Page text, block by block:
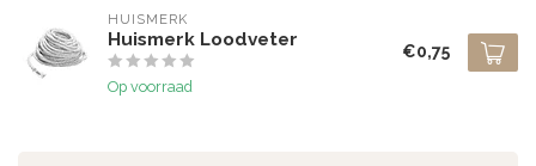
HUISMERK
Huismerk Loodveter
Op voorraad
€0,75